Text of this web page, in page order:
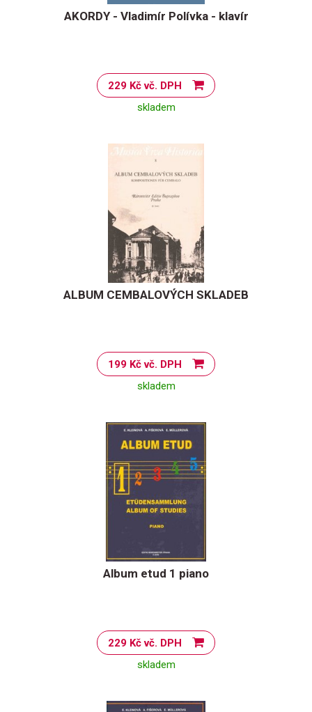
AKORDY - Vladimír Polívka - klavír
229 Kč vč. DPH
skladem
ALBUM CEMBALOVÝCH SKLADEB
199 Kč vč. DPH
skladem
Album etud 1 piano
229 Kč vč. DPH
skladem